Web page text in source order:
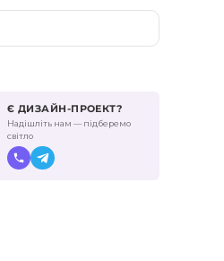
Є ДИЗАЙН-ПРОЕКТ?
Надішліть нам — підберемо
світло